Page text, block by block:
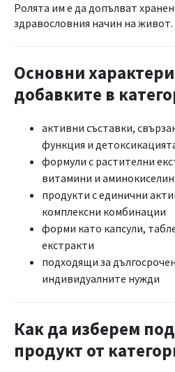
Ролята им е да допълват
здравословния начин на живот.
Основни
добавките в
активни съставки,
функция и
формули с растителни
витамини и
продукти с единични
комплексни комбинации
форми като капсули,
екстракти
подходящи за
индивидуалните нужди
Как да изберем
продукт от